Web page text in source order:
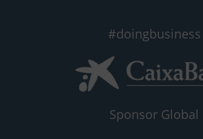
#doingbusiness
Sponsor Global